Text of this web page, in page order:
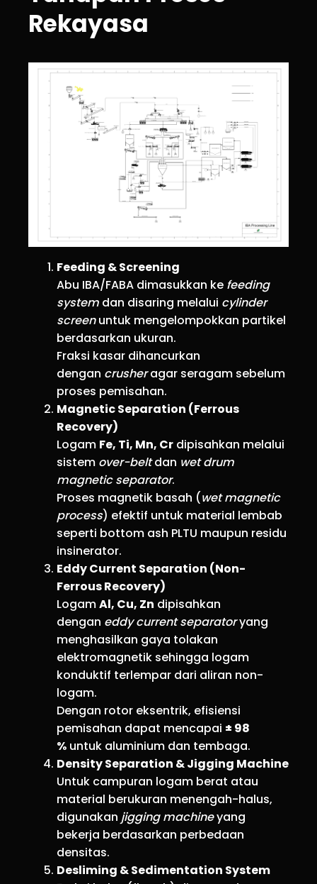
Rekayasa
Feeding & Screening
Abu IBA/FABA dimasukkan ke feeding
system dan disaring melalui cylinder
screenuntuk mengelompokkan partikel
berdasarkan ukuran.
Fraksi kasar dihancurkan
dengan crusheragar seragam sebelum
proses pemisahan.
Magnetic Separation (Ferrous
Recovery)
Logam Fe, Ti, Mn, Cr dipisahkan melalui
sistem over-beltdan wet drum
magnetic separator.
Proses magnetik basah (wet magnetic
process) efektif untuk material lembab
seperti bottom ash PLTU maupun residu
insinerator.
Eddy Current Separation (Non-
Ferrous Recovery)
LogamAl, Cu, Zn dipisahkan
dengan eddy current separatoryang
menghasilkan gaya tolakan
elektromagnetik sehingga logam
konduktif terlempar dari aliran non-
logam.
Dengan rotor eksentrik, efisiensi
pemisahan dapat mencapai ± 98
% untuk aluminium dan tembaga.
Density Separation & Jigging Machine
Untuk campuran logam berat atau
material berukuran menengah-halus,
digunakan jigging machineyang
bekerja berdasarkan perbedaan
densitas.
Desliming & Sedimentation System